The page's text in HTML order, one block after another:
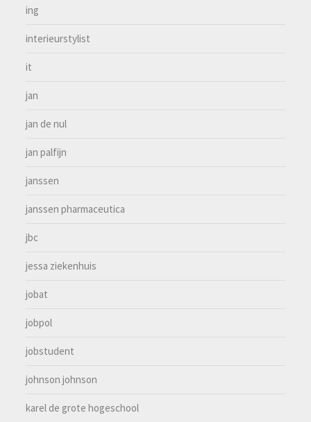
ing
interieurstylist
it
jan
jan de nul
jan palfijn
janssen
janssen pharmaceutica
jbc
jessa ziekenhuis
jobat
jobpol
jobstudent
johnson johnson
karel de grote hogeschool